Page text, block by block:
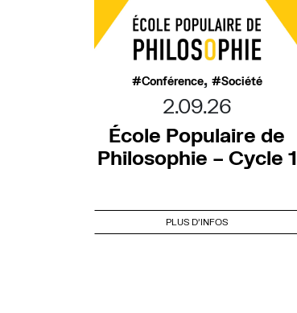
Conférence, Société
2.09.26
École Populaire de
Philosophie – Cycle 1
PLUS D'INFOS